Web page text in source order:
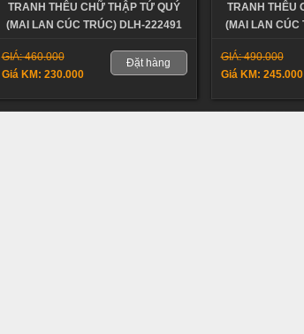
TRANH THÊU CHỮ THẬP TỨ QUÝ
(MAI LAN CÚC TRÚC) DLH-222491
GIÁ: 460.000
Giá KM: 230.000
Đặt hàng
TRANH THÊU
(MAI LAN CÚC
GIÁ: 490.000
Giá KM: 245.000